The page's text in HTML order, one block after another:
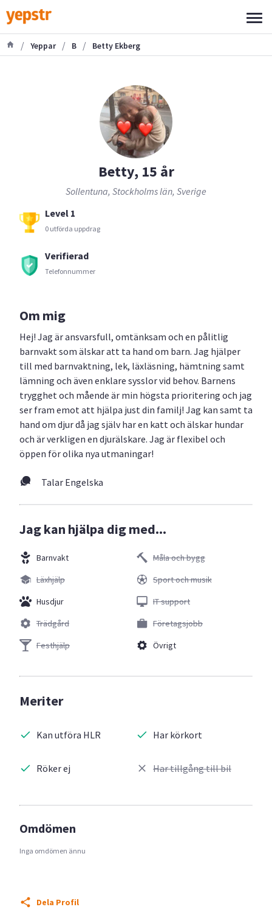
/ Yeppar / B / Betty Ekberg
Betty, 15 år
Sollentuna, Stockholms län, Sverige
Level 1
0 utförda uppdrag
Verifierad
Telefonnummer
Om mig
Hej! Jag är ansvarsfull, omtänksam och en pålitlig
barnvakt som älskar att ta hand om barn. Jag hjälper
till med barnvaktning, lek, läxläsning, hämtning samt
lämning och även enklare sysslor vid behov. Barnens
trygghet och mående är min högsta prioritering och jag
ser fram emot att hjälpa just din familj! Jag kan samt ta
hand om djur då jag själv har en katt och älskar hundar
och är verkligen en djurälskare. Jag är flexibel och
öppen för olika nya utmaningar!
Talar Engelska
Jag kan hjälpa dig med...
Barnvakt
Läxhjälp
Husdjur
Trädgård
Festhjälp
Måla och bygg
Sport och musik
IT support
Företagsjobb
Övrigt
Meriter
Kan utföra HLR
Röker ej
Har körkort
Har tillgång till bil
Omdömen
Inga omdömen ännu
Dela Profil